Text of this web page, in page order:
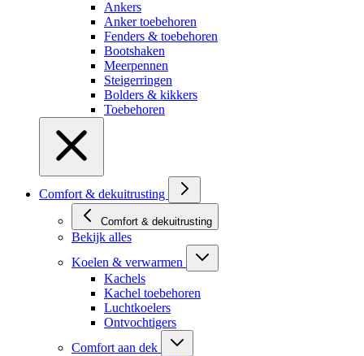
Ankers
Anker toebehoren
Fenders & toebehoren
Bootshaken
Meerpennen
Steigerringen
Bolders & kikkers
Toebehoren
Comfort & dekuitrusting
Comfort & dekuitrusting
Bekijk alles
Koelen & verwarmen
Kachels
Kachel toebehoren
Luchtkoelers
Ontvochtigers
Comfort aan dek